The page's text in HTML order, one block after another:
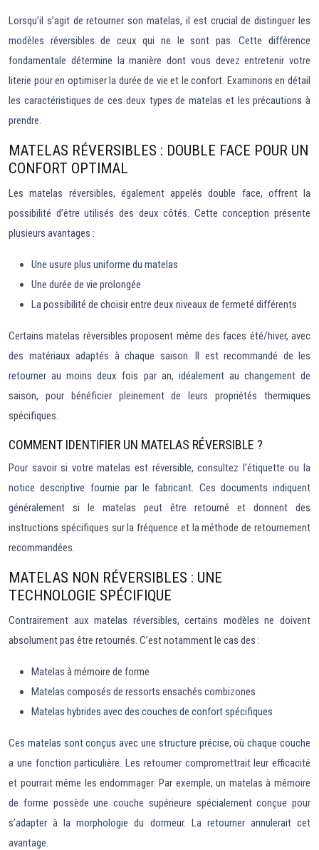
Lorsqu’il s’agit de retourner son matelas, il est crucial de distinguer les
modèles réversibles de ceux qui ne le sont pas. Cette différence
fondamentale détermine la manière dont vous devez entretenir votre
literie pour en optimiser la durée de vie et le confort. Examinons en détail
les caractéristiques de ces deux types de matelas et les précautions à
prendre.
MATELAS RÉVERSIBLES : DOUBLE FACE POUR UN
CONFORT OPTIMAL
Les matelas réversibles, également appelés double face, offrent la
possibilité d’être utilisés des deux côtés. Cette conception présente
plusieurs avantages :
Une usure plus uniforme du matelas
Une durée de vie prolongée
La possibilité de choisir entre deux niveaux de fermeté différents
Certains matelas réversibles proposent même des faces été/hiver, avec
des matériaux adaptés à chaque saison. Il est recommandé de les
retourner au moins deux fois par an, idéalement au changement de
saison, pour bénéficier pleinement de leurs propriétés thermiques
spécifiques.
COMMENT IDENTIFIER UN MATELAS RÉVERSIBLE ?
Pour savoir si votre matelas est réversible, consultez l’étiquette ou la
notice descriptive fournie par le fabricant. Ces documents indiquent
généralement si le matelas peut être retourné et donnent des
instructions spécifiques sur la fréquence et la méthode de retournement
recommandées.
MATELAS NON RÉVERSIBLES : UNE
TECHNOLOGIE SPÉCIFIQUE
Contrairement aux matelas réversibles, certains modèles ne doivent
absolument pas être retournés. C’est notamment le cas des :
Matelas à mémoire de forme
Matelas composés de ressorts ensachés combizones
Matelas hybrides avec des couches de confort spécifiques
Ces matelas sont conçus avec une structure précise, où chaque couche
a une fonction particulière. Les retourner compromettrait leur efficacité
et pourrait même les endommager. Par exemple, un matelas à mémoire
de forme possède une couche supérieure spécialement conçue pour
s’adapter à la morphologie du dormeur. La retourner annulerait cet
avantage.